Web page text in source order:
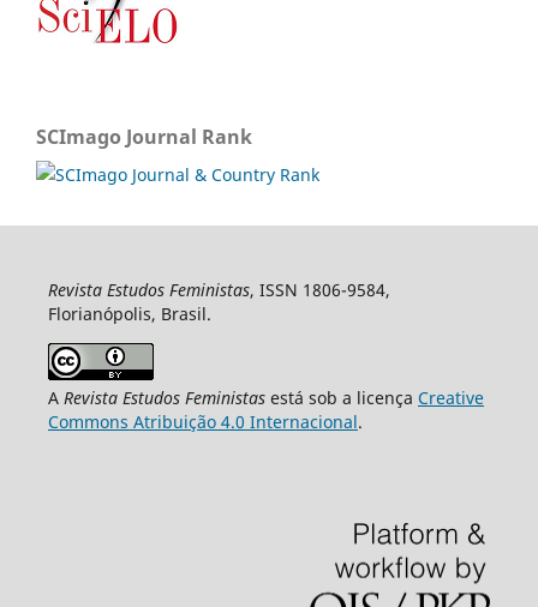
SCImago Journal Rank
Revista Estudos Feministas, ISSN 1806-9584,
Florianópolis, Brasil.
A Revista Estudos Feministasestá sob a licença Creative
Commons Atribuição 4.0 Internacional.